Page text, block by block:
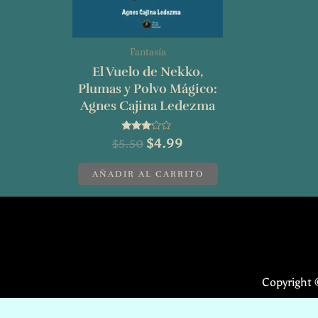
Fantasía
El Vuelo de Nekko,
Plumas y Polvo Mágico:
Agnes Cajina Ledezma
Valorado
con
$5.50 $4.99
AÑADIR AL CARRITO
Copyright